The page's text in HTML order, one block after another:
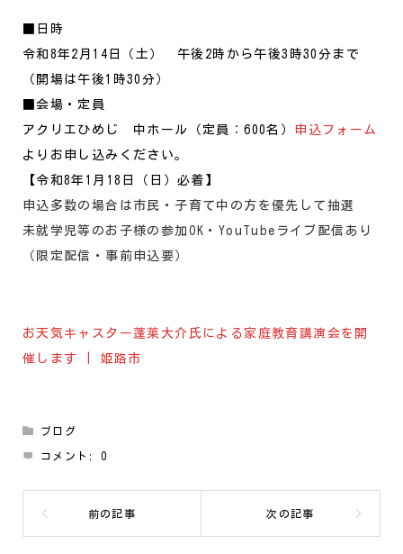
■日時
令和8年2月14日（土） 午後2時から午後3時30分まで
（開場は午後1時30分）
■会場・定員
アクリエひめじ 中ホール（定員：600名） 申込フォーム
よりお申し込みください。
【令和8年1月18日（日）必着】
申込多数の場合は市民・子育て中の方を優先して抽選
未就学児等のお子様の参加OK・YouTubeライブ配信あり
（限定配信・事前申込要）
お天気キャスター蓬莱大介氏による家庭教育講演会を開
催します | 姫路市
ブログ
コメント:0